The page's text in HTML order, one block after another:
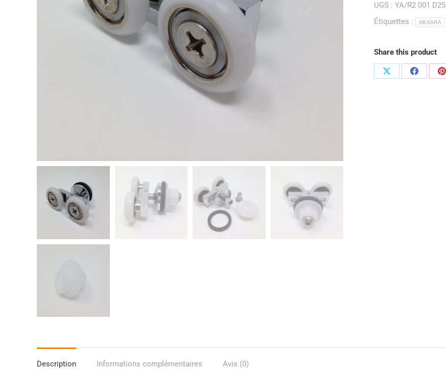
UGS : YA/R2 001 D25
Étiquettes :
ABSARA
Share this product
Description Informations complémentaires Avis (0)